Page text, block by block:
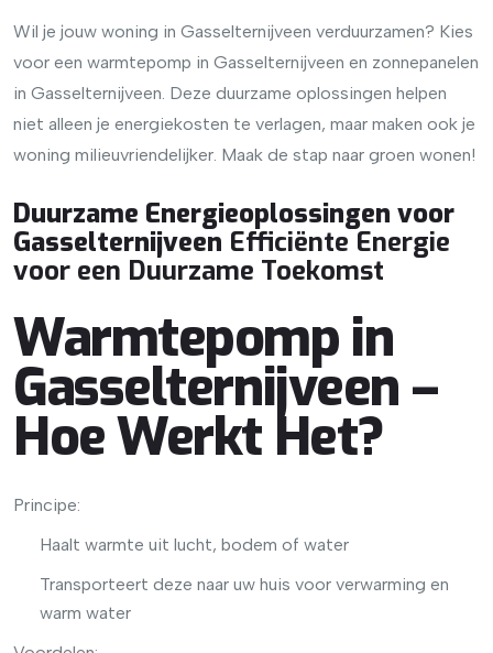
Wil je jouw woning in Gasselternijveen verduurzamen? Kies
voor een warmtepomp in Gasselternijveen en zonnepanelen
in Gasselternijveen. Deze duurzame oplossingen helpen
niet alleen je energiekosten te verlagen, maar maken ook je
woning milieuvriendelijker. Maak de stap naar groen wonen!
Duurzame Energieoplossingen voor
Gasselternijveen Efficiënte Energie
voor een Duurzame Toekomst
Warmtepomp in
Gasselternijveen –
Hoe Werkt Het?
Principe:
Haalt warmte uit lucht, bodem of water
Transporteert deze naar uw huis voor verwarming en
warm water